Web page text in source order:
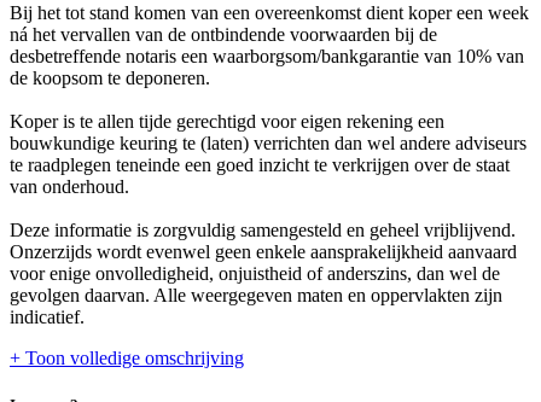
Bij het tot stand komen van een overeenkomst dient koper een week
ná het vervallen van de ontbindende voorwaarden bij de
desbetreffende notaris een waarborgsom/bankgarantie van 10% van
de koopsom te deponeren.
Koper is te allen tijde gerechtigd voor eigen rekening een
bouwkundige keuring te (laten) verrichten dan wel andere adviseurs
te raadplegen teneinde een goed inzicht te verkrijgen over de staat
van onderhoud.
Deze informatie is zorgvuldig samengesteld en geheel vrijblijvend.
Onzerzijds wordt evenwel geen enkele aansprakelijkheid aanvaard
voor enige onvolledigheid, onjuistheid of anderszins, dan wel de
gevolgen daarvan. Alle weergegeven maten en oppervlakten zijn
indicatief.
+ Toon volledige omschrijving